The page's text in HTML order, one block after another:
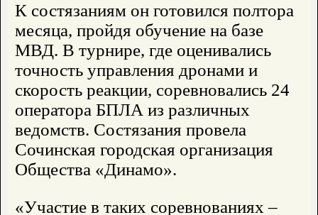
К состязаниям он готовился полтора
месяца, пройдя обучение на базе
МВД. В турнире, где оценивались
точность управления дронами и
скорость реакции, соревновались 24
оператора БПЛА из различных
ведомств. Состязания провела
Сочинская городская организация
Общества «Динамо».
«Участие в таких соревнованиях –